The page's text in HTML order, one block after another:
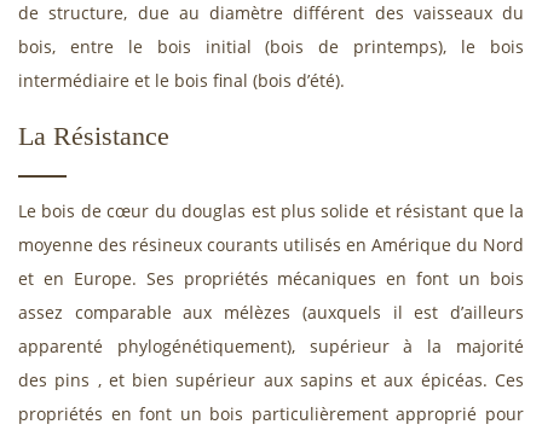
de structure, due au diamètre différent des vaisseaux du
bois, entre le bois initial (bois de printemps), le bois
intermédiaire et le bois final (bois d’été).
La Résistance
Le bois de cœur du douglas est plus solide et résistant que la
moyenne des résineux courants utilisés en Amérique du Nord
et en Europe. Ses propriétés mécaniques en font un bois
assez comparable aux mélèzes (auxquels il est d’ailleurs
apparenté phylogénétiquement), supérieur à la majorité
des pins , et bien supérieur aux sapins et aux épicéas. Ces
propriétés en font un bois particulièrement approprié pour